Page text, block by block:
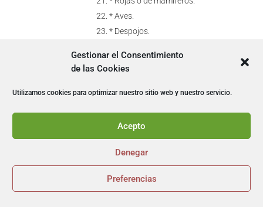
Gestionar el Consentimiento
de las Cookies
Utilizamos cookies para optimizar nuestro sitio web y nuestro servicio.
Acepto
Denegar
Preferencias
* Aves.
* Despojos.
* Blancos.
crustaceos.
UNIDAD DIDÁCTICA 4.
GUARNICIONES
CULINARIAS Y
DECORATIVAS